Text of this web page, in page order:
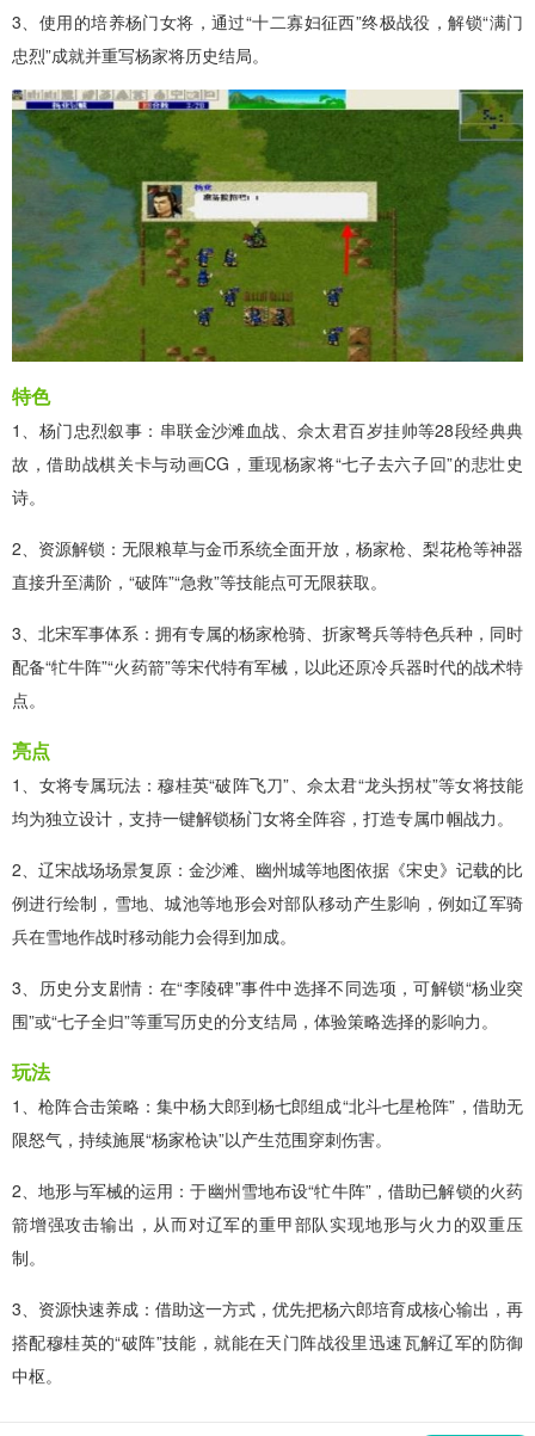
3、使用的培养杨门女将，通过“十二寡妇征西”终极战役，解锁“满门
忠烈”成就并重写杨家将历史结局。
特色
1、杨门忠烈叙事：串联金沙滩血战、佘太君百岁挂帅等28段经典典
故，借助战棋关卡与动画CG，重现杨家将“七子去六子回”的悲壮史
诗。
2、资源解锁：无限粮草与金币系统全面开放，杨家枪、梨花枪等神器
直接升至满阶，“破阵”“急救”等技能点可无限获取。
3、北宋军事体系：拥有专属的杨家枪骑、折家弩兵等特色兵种，同时
配备“牤牛阵”“火药箭”等宋代特有军械，以此还原冷兵器时代的战术特
点。
亮点
1、女将专属玩法：穆桂英“破阵飞刀”、佘太君“龙头拐杖”等女将技能
均为独立设计，支持一键解锁杨门女将全阵容，打造专属巾帼战力。
2、辽宋战场场景复原：金沙滩、幽州城等地图依据《宋史》记载的比
例进行绘制，雪地、城池等地形会对部队移动产生影响，例如辽军骑
兵在雪地作战时移动能力会得到加成。
3、历史分支剧情：在“李陵碑”事件中选择不同选项，可解锁“杨业突
围”或“七子全归”等重写历史的分支结局，体验策略选择的影响力。
玩法
1、枪阵合击策略：集中杨大郎到杨七郎组成“北斗七星枪阵”，借助无
限怒气，持续施展“杨家枪诀”以产生范围穿刺伤害。
2、地形与军械的运用：于幽州雪地布设“牤牛阵”，借助已解锁的火药
箭增强攻击输出，从而对辽军的重甲部队实现地形与火力的双重压
制。
3、资源快速养成：借助这一方式，优先把杨六郎培育成核心输出，再
搭配穆桂英的“破阵”技能，就能在天门阵战役里迅速瓦解辽军的防御
中枢。